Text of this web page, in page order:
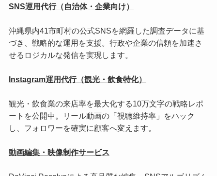
SNS運用代行（自治体・企業向け）
沖縄県内41市町村の公式SNSを網羅した調査データに基
づき、戦略的な運用を支援。行政や企業の信頼を加速さ
せるロジカルな発信を実現します。
Instagram運用代行（観光・飲食特化）
観光・飲食業の来店率を最大化する10万文字の戦略レポ
ートを公開中。リール動画の「視聴維持率」をハック
し、フォロワーを確実に顧客へ変えます。
動画編集・映像制作サービス